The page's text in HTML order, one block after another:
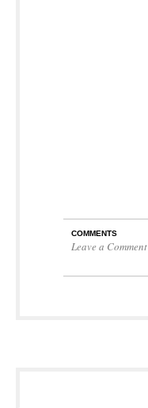
COMMENTS
Leave a Comment